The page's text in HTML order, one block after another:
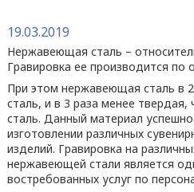
19.03.2019
Нержавеющая сталь –
Гравировка ее производится по
При этом нержавеющая сталь в
сталь, и в 3 раза менее твердая,
сталь. Данный материал успешно
изготовлении различных
изделий. Гравировка на
нержавеющей стали является
востребованных услуг по